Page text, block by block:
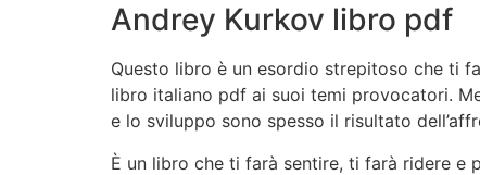
Andrey Kurkov libro pdf
Questo libro è un esordio strepitoso che ti
libro italiano pdf ai suoi temi provocatori.
e lo sviluppo sono spesso il risultato
È un libro che ti farà sentire, ti farà ridere e